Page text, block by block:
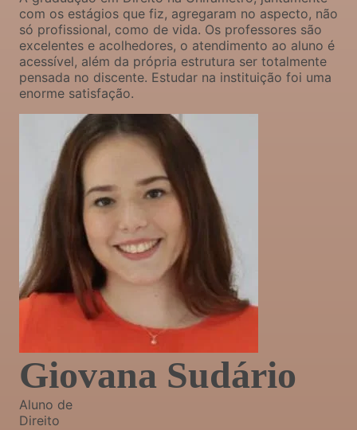
com os estágios que fiz, agregaram no aspecto, não
só profissional, como de vida. Os professores são
excelentes e acolhedores, o atendimento ao aluno é
acessível, além da própria estrutura ser totalmente
pensada no discente. Estudar na instituição foi uma
enorme satisfação.
Giovana Sudário
Aluno de
Direito